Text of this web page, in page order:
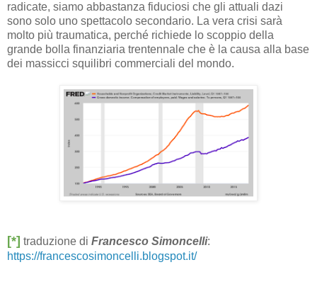
radicate, siamo abbastanza fiduciosi che gli attuali dazi
sono solo uno spettacolo secondario. La vera crisi sarà
molto più traumatica, perché richiede lo scoppio della
grande bolla finanziaria trentennale che è la causa alla base
dei massicci squilibri commerciali del mondo.
[*] traduzione di Francesco Simoncelli:
https://francescosimoncelli.blogspot.it/